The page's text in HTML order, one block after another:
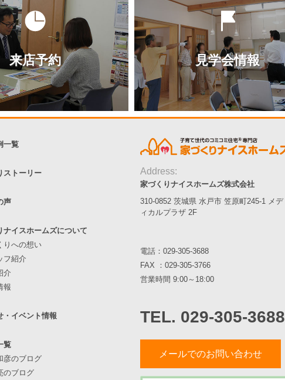
来店予約 見学会情報
一覧
ストーリー
声
ナイスホームズについて
りへの想い
フ紹介
介
報
・イベント情報
覧
彦のブログ
のブログ
Address:
家づくりナイスホームズ株式会社
310-0852 茨城県 水戸市 笠原町245-1 メデ
ィカルプラザ 2F
電話： 029-305-3688
FAX ：029-305-3766
営業時間 9:00～18:00
TEL. 029-305-3688
メールでのお問い合わせ